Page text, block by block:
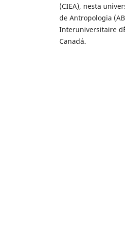
(CIEA), nesta
de Antropologia
Interuniversitaire
Canadá.